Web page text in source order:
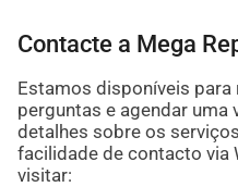
Contacte a Mega
Estamos disponíveis
perguntas e agendar
detalhes sobre os
facilidade de contacto via
visitar: